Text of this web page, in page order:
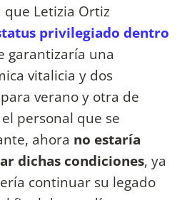
que Letizia Ortiz
privilegiado dentro
garantizaría una
vitalicia y dos
verano y otra de
personal que se
ahora no estaría
dichas condiciones, ya
continuar su legado